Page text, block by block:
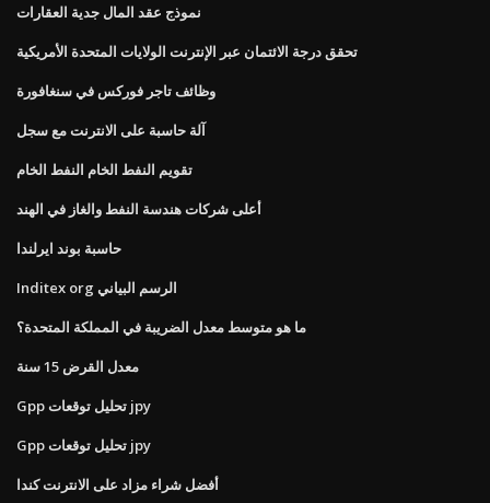
نموذج عقد المال جدية العقارات
تحقق درجة الائتمان عبر الإنترنت الولايات المتحدة الأمريكية
وظائف تاجر فوركس في سنغافورة
آلة حاسبة على الانترنت مع سجل
تقويم النفط الخام النفط الخام
أعلى شركات هندسة النفط والغاز في الهند
حاسبة بوند ايرلندا
Inditex org الرسم البياني
ما هو متوسط ​​معدل الضريبة في المملكة المتحدة؟
معدل القرض 15 سنة
Gpp تحليل توقعات jpy
Gpp تحليل توقعات jpy
أفضل شراء مزاد على الانترنت كندا